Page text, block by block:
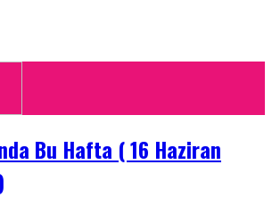
Bu Hafta ( 16 Haziran